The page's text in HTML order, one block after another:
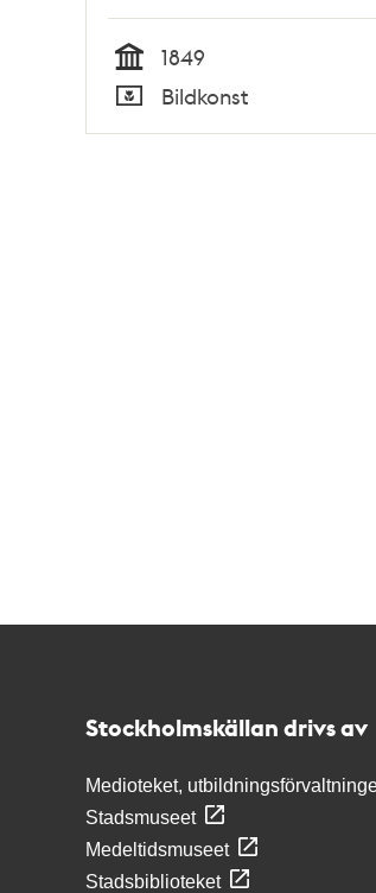
Tid
1849
Typ
Bildkonst
Stockholmskällan drivs av
Medioteket,
Stadsmuseet
Medeltidsmuseet
Stadsbiblioteket